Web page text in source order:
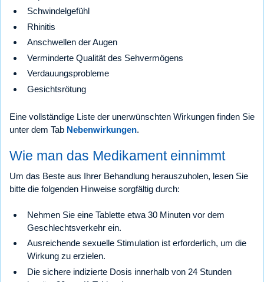
Schwindelgefühl
Rhinitis
Anschwellen der Augen
Verminderte Qualität des Sehvermögens
Verdauungsprobleme
Gesichtsrötung
Eine vollständige Liste der unerwünschten Wirkungen finden Sie
unter dem Tab Nebenwirkungen.
Wie man das Medikament einnimmt
Um das Beste aus Ihrer Behandlung herauszuholen, lesen Sie
bitte die folgenden Hinweise sorgfältig durch:
Nehmen Sie eine Tablette etwa 30 Minuten vor dem
Geschlechtsverkehr ein.
Ausreichende sexuelle Stimulation ist erforderlich, um die
Wirkung zu erzielen.
Die sichere indizierte Dosis innerhalb von 24 Stunden